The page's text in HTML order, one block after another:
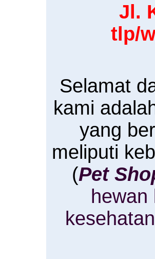
Jl.
tlp/
Selamat
kami
yang
meliputi
(Pet